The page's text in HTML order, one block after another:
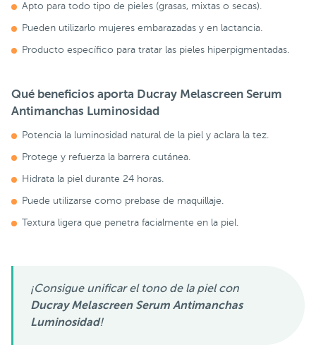
Apto para todo tipo de pieles (grasas, mixtas o secas).
Pueden utilizarlo mujeres embarazadas y en lactancia.
Producto específico para tratar las pieles hiperpigmentadas.
Qué beneficios aporta Ducray Melascreen Serum
Antimanchas Luminosidad
Potencia la luminosidad natural de la piel y aclara la tez.
Protege y refuerza la barrera cutánea.
Hidrata la piel durante 24 horas.
Puede utilizarse como prebase de maquillaje.
Textura ligera que penetra facialmente en la piel.
¡Consigue unificar el tono de la piel con
Ducray Melascreen Serum Antimanchas
Luminosidad!